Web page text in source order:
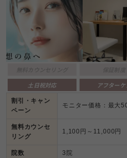
土日祝対応
アフターケ
割引・キャン
ペーン
モニター価格：最大
無料カウンセ
リング
1,100円～11,000円
院数 3院